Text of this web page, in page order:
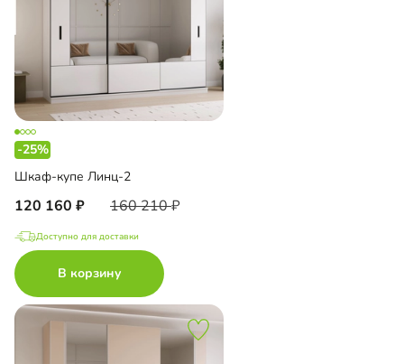
-25%
Шкаф-купе Линц-2
120 160 160 210
Доступно для доставки
В корзину